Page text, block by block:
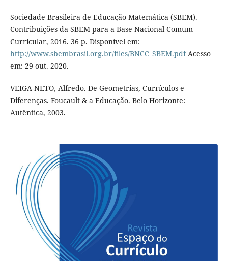
Sociedade Brasileira de Educação Matemática (SBEM).
Contribuições da SBEM para a Base Nacional Comum
Curricular, 2016. 36 p. Disponível em:
http://www.sbembrasil.org.br/files/BNCC_SBEM.pdfAcesso
em: 29 out. 2020.
VEIGA-NETO, Alfredo. De Geometrias, Currículos e
Diferenças. Foucault & a Educação. Belo Horizonte:
Autêntica, 2003.